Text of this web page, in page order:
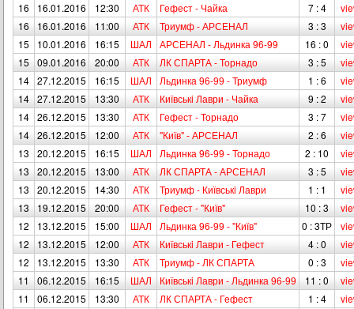
16
16.01.2016 12:30 АТК Гефест - Чайка 7 : 4
16
16.01.2016 11:00 АТК Триумф - АРСЕНАЛ 3 : 3
15
10.01.2016 16:15 ШАЛ АРСЕНАЛ - Льдинка 96-99 16 : 0
15 09.01.2016 20:00 АТК ЛК СПАРТА - Торнадо 3 : 5
14 27.12.2015 16:15 ШАЛ Льдинка 96-99 - Триумф 1 : 6
14 27.12.2015 13:30 АТК Київськi Лаври - Чайка 9 : 2
14 26.12.2015 13:30 АТК Гефест - Торнадо 3 : 7
14 26.12.2015 12:00 АТК "Київ" - АРСЕНАЛ 2 : 6
13
20.12.2015 16:15 ШАЛ Льдинка 96-99 - Торнадо 2 : 10
13
20.12.2015 13:00 АТК ЛК СПАРТА - АРСЕНАЛ 3 : 5
13
20.12.2015 14:30 АТК Триумф - Київськi Лаври 1 : 1
13
19.12.2015 20:00 АТК Гефест - "Київ" 10 : 3
12
13.12.2015 15:00 ШАЛ Льдинка 96-99 - "Київ" 0 : 3ТР
12
13.12.2015 12:00 АТК Київськi Лаври - Гефест 4 : 0
12
13.12.2015 13:30 АТК Триумф - ЛК СПАРТА 0 : 3
11
06.12.2015 16:15 ШАЛ Київськi Лаври - Льдинка 96-99 11 : 0
11
06.12.2015 13:30 АТК ЛК СПАРТА - Гефест 1 : 4